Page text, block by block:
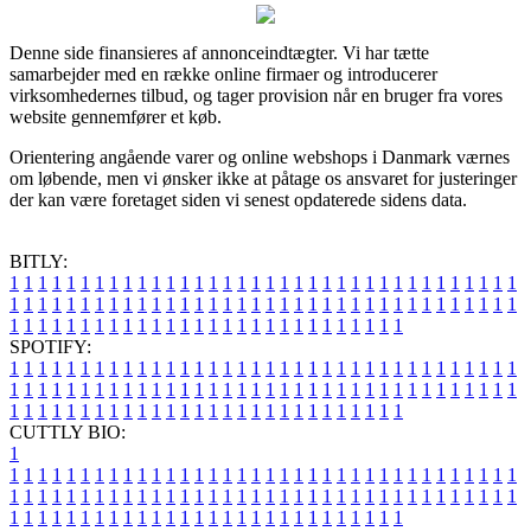
Denne side finansieres af annonceindtægter. Vi har tætte
samarbejder med en række online firmaer og introducerer
virksomhedernes tilbud, og tager provision når en bruger fra vores
website gennemfører et køb.
Orientering angående varer og online webshops i Danmark værnes
om løbende, men vi ønsker ikke at påtage os ansvaret for justeringer
der kan være foretaget siden vi senest opdaterede sidens data.
BITLY:
1 1 1 1 1 1 1 1 1 1 1 1 1 1 1 1 1 1 1 1 1 1 1 1 1 1 1 1 1 1 1 1 1 1 1 1
1 1 1 1 1 1 1 1 1 1 1 1 1 1 1 1 1 1 1 1 1 1 1 1 1 1 1 1 1 1 1 1 1 1 1 1
1 1 1 1 1 1 1 1 1 1 1 1 1 1 1 1 1 1 1 1 1 1 1 1 1 1 1 1
SPOTIFY:
1 1 1 1 1 1 1 1 1 1 1 1 1 1 1 1 1 1 1 1 1 1 1 1 1 1 1 1 1 1 1 1 1 1 1 1
1 1 1 1 1 1 1 1 1 1 1 1 1 1 1 1 1 1 1 1 1 1 1 1 1 1 1 1 1 1 1 1 1 1 1 1
1 1 1 1 1 1 1 1 1 1 1 1 1 1 1 1 1 1 1 1 1 1 1 1 1 1 1 1
CUTTLY BIO:
1
1 1 1 1 1 1 1 1 1 1 1 1 1 1 1 1 1 1 1 1 1 1 1 1 1 1 1 1 1 1 1 1 1 1 1 1
1 1 1 1 1 1 1 1 1 1 1 1 1 1 1 1 1 1 1 1 1 1 1 1 1 1 1 1 1 1 1 1 1 1 1 1
1 1 1 1 1 1 1 1 1 1 1 1 1 1 1 1 1 1 1 1 1 1 1 1 1 1 1 1